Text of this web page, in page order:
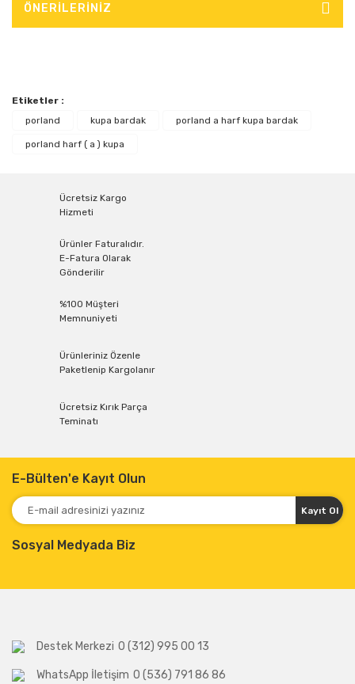
ÖNERİLERİNİZ
Etiketler :
porland
kupa bardak porland a harf kupa bardak
porland harf ( a ) kupa
Ücretsiz Kargo
Hizmeti
Ürünler Faturalıdır.
E-Fatura Olarak
Gönderilir
%100 Müşteri
Memnuniyeti
Ürünleriniz Özenle
Paketlenip Kargolanır
Ücretsiz Kırık Parça
Teminatı
E-Bülten'e Kayıt Olun
Kayıt Ol
Sosyal Medyada Biz
Destek Merkezi 0 (312) 995 00 13
WhatsApp İletişim 0 (536) 791 86 86